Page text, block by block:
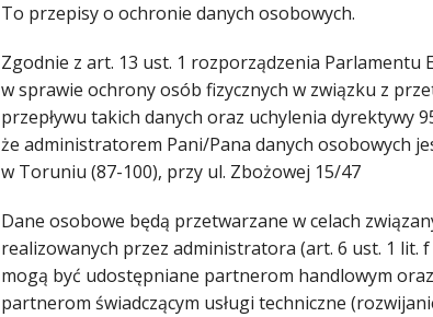
To przepisy o ochronie danych osobowych.
Zgodnie z art. 13 ust. 1 rozporządzenia Parlamentu
w sprawie ochrony osób fizycznych w związku z
przepływu takich danych oraz uchylenia
że administratorem Pani/Pana danych osobowych
w Toruniu (87-100), przy ul. Zbożowej 15/47
Dane osobowe będą przetwarzane w celach
realizowanych przez administratora (art. 6 ust. 1 lit.
mogą być udostępniane partnerom handlowym
partnerom świadczącym usługi techniczne